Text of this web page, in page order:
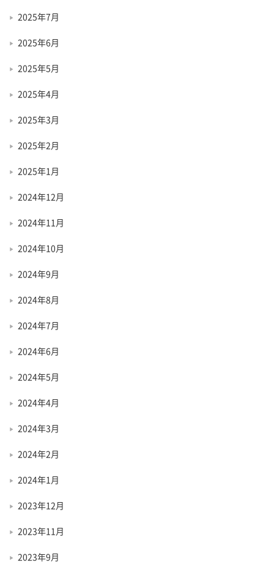
2025年7月
2025年6月
2025年5月
2025年4月
2025年3月
2025年2月
2025年1月
2024年12月
2024年11月
2024年10月
2024年9月
2024年8月
2024年7月
2024年6月
2024年5月
2024年4月
2024年3月
2024年2月
2024年1月
2023年12月
2023年11月
2023年9月